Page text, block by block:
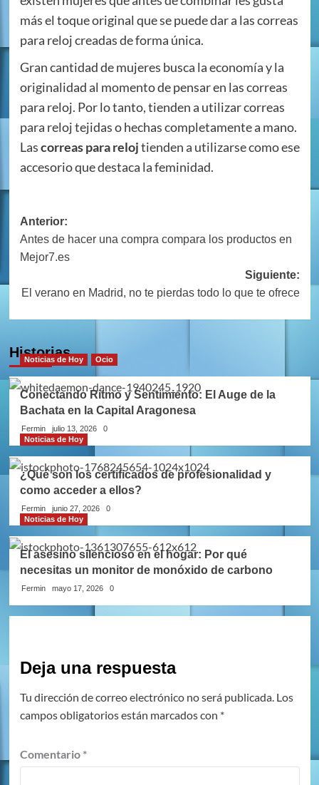
más el toque original que se puede dar a las correas
para reloj creadas de forma única.
Gran cantidad de mujeres busca la economía y la
originalidad al momento de pensar en las correas
para reloj. Por lo tanto, tienden a utilizar correas
para reloj tejidas o hechas completamente a mano.
Lascorreas para relojtienden a utilizarse como ese
accesorio que destaca la feminidad.
Navegación
de
entradas
Anterior:
Antes de hacer una compra compara los productos en
Mejor7.es
Siguiente:
El verano en Madrid, no te pierdas todo lo que te ofrece
Historias
Noticias de Hoy Ocio
Conectando Ritmo y Sentimiento: El Auge de la
Bachata en la Capital Aragonesa
Fermin julio 13, 2026
0
Noticias de Hoy
¿Qué son los certificados de profesionalidad y
como acceder a ellos?
Fermin junio 27, 2026
0
Noticias de Hoy
El asesino silencioso en el hogar: Por qué
necesitas un monitor de monóxido de carbono
Fermin mayo 17, 2026 0
Deja una respuesta
Tu dirección de correo electrónico no será publicada. Los
campos obligatorios están marcados con *
Comentario *